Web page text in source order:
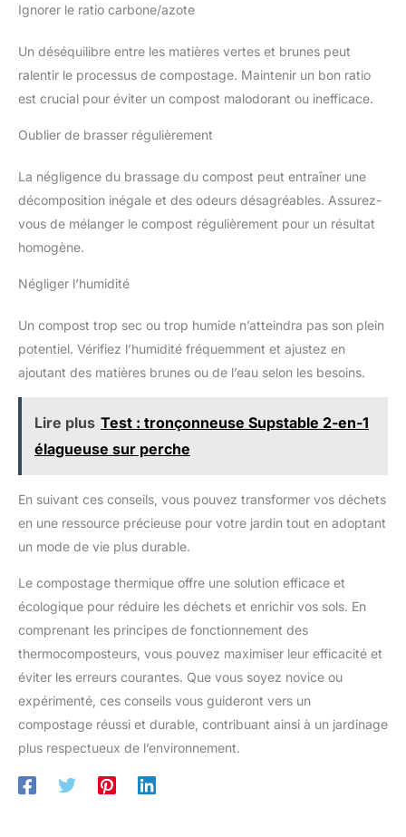
Ignorer le ratio carbone/azote
Un déséquilibre entre les matières vertes et brunes peut
ralentir le processus de compostage. Maintenir un bon ratio
est crucial pour éviter un compost malodorant ou inefficace.
Oublier de brasser régulièrement
La négligence du brassage du compost peut entraîner une
décomposition inégale et des odeurs désagréables. Assurez-
vous de mélanger le compost régulièrement pour un résultat
homogène.
Négliger l’humidité
Un compost trop sec ou trop humide n’atteindra pas son plein
potentiel. Vérifiez l’humidité fréquemment et ajustez en
ajoutant des matières brunes ou de l’eau selon les besoins.
Lire plus Test : tronçonneuse Supstable 2-en-1
élagueuse sur perche
En suivant ces conseils, vous pouvez transformer vos déchets
en une ressource précieuse pour votre jardin tout en adoptant
un mode de vie plus durable.
Le compostage thermique offre une solution efficace et
écologique pour réduire les déchets et enrichir vos sols. En
comprenant les principes de fonctionnement des
thermocomposteurs, vous pouvez maximiser leur efficacité et
éviter les erreurs courantes. Que vous soyez novice ou
expérimenté, ces conseils vous guideront vers un
compostage réussi et durable, contribuant ainsi à un jardinage
plus respectueux de l’environnement.